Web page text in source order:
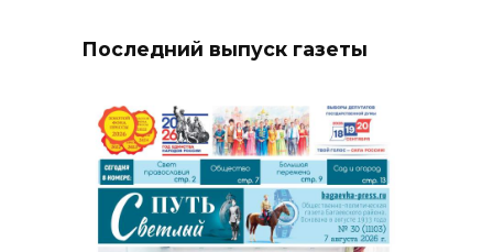
Последний выпуск газеты